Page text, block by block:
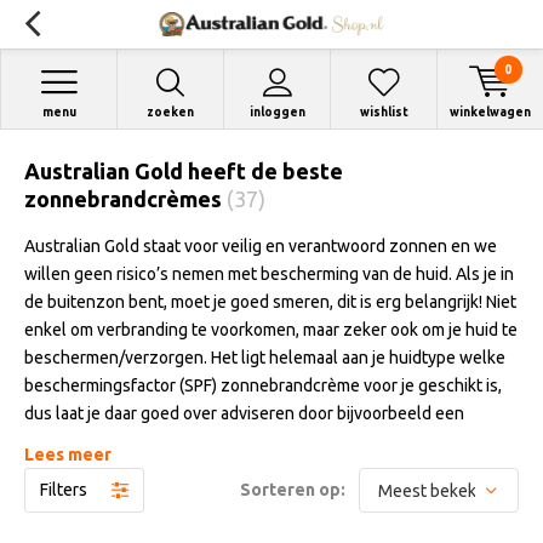
zoeken inloggen
menu wishlist winkelwagen
0
Australian Gold heeft de beste
zonnebrandcrèmes (37)
Australian Gold staat voor veilig en verantwoord zonnen en we
willen geen risico’s nemen met bescherming van de huid. Als je in
de buitenzon bent, moet je goed smeren, dit is erg belangrijk! Niet
enkel om verbranding te voorkomen, maar zeker ook om je huid te
beschermen/verzorgen. Het ligt helemaal aan je huidtype welke
beschermingsfactor (SPF) zonnebrandcrème voor je geschikt is,
dus laat je daar goed over adviseren door bijvoorbeeld een
hieronder) je huidtype bepalen en geeft KWF een advies welke
factor je minimaal het best kunt gebruiken. Kies je
Lees meer
Filters
Sorteren op: